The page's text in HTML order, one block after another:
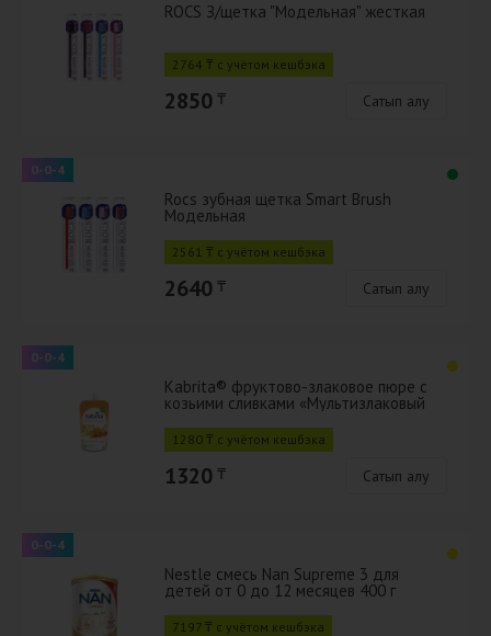
ROCS З/щетка "Модельная" жесткая
2764 ₸ с учётом кешбэка
2850 ₸ Сатып алу
0-0-4
Rocs зубная щетка Smart Brush
Модельная
2561 ₸ с учётом кешбэка
2640 ₸ Сатып алу
0-0-4
Kabrita® фруктово-злаковое пюре с
козьими сливками «Мультизлаковый
1280 ₸ с учётом кешбэка
1320 ₸ Сатып алу
0-0-4
Nestle смесь Nan Supreme 3 для
детей от 0 до 12 месяцев 400 г
7197 ₸ с учётом кешбэка